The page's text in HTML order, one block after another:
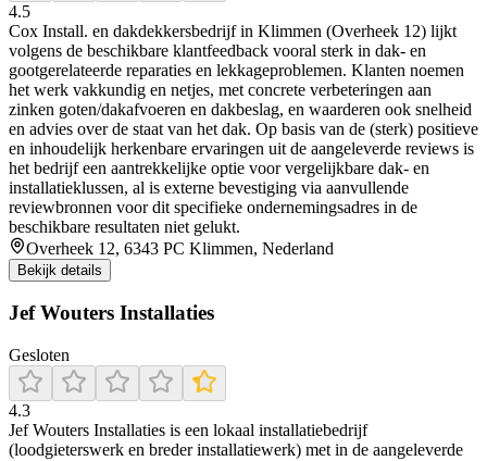
4.5
Cox Install. en dakdekkersbedrijf in Klimmen (Overheek 12) lijkt
volgens de beschikbare klantfeedback vooral sterk in dak- en
gootgerelateerde reparaties en lekkageproblemen. Klanten noemen
het werk vakkundig en netjes, met concrete verbeteringen aan
zinken goten/dakafvoeren en dakbeslag, en waarderen ook snelheid
en advies over de staat van het dak. Op basis van de (sterk) positieve
en inhoudelijk herkenbare ervaringen uit de aangeleverde reviews is
het bedrijf een aantrekkelijke optie voor vergelijkbare dak- en
installatieklussen, al is externe bevestiging via aanvullende
reviewbronnen voor dit specifieke ondernemingsadres in de
beschikbare resultaten niet gelukt.
Overheek 12, 6343 PC Klimmen, Nederland
Bekijk details
Jef Wouters Installaties
Gesloten
4.3
Jef Wouters Installaties is een lokaal installatiebedrijf
(loodgieterswerk en breder installatiewerk) met in de aangeleverde